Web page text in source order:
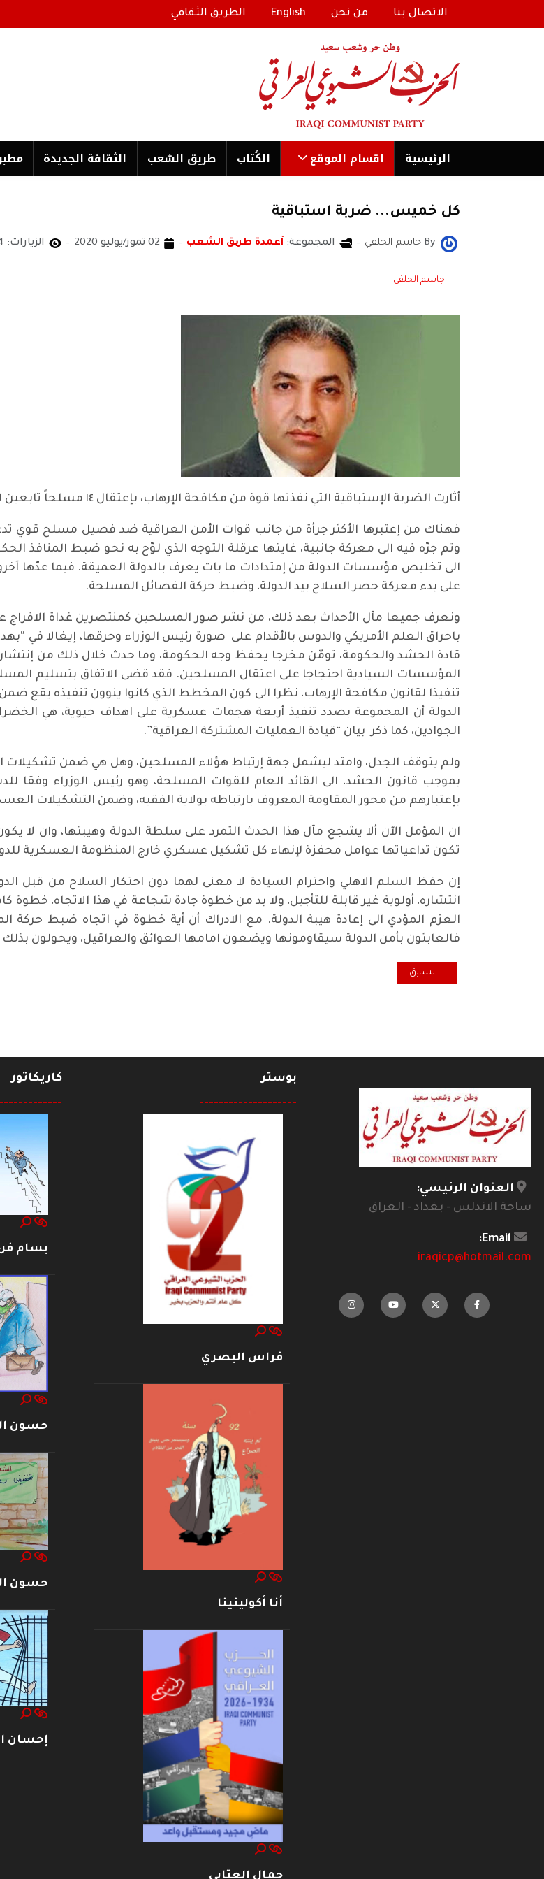
الاتصال بنا من نحن English الطريق الثقافي
الرئیسية اقسام الموقع الكُتاب طریق الشعب الثقافة الجدیدة
كل خميس... ضربة استباقية
By جاسم الحلفي المجموعة: آعمدة طریق الشعب 02 تموز/يوليو 2020 الزيارات: 4304
جاسم الحلفي
أثارت الضربة الإستباقية التي نفذتها قوة من مكافحة الإرهاب، بإعتقال ١٤ مسلحاً تابعين لكتائب حزب الله، جدلا واسعا.
فهناك من إعتبرها الأكثر جرأة من جانب قوات الأمن العراقية ضد فصيل مسلح قوي
وتم جرّه فيه الى معركة جانبية، غايتها عرقلة التوجه الذي لوّح به نحو ضبط المنافذ
الى تخليص مؤسسات الدولة من إمتدادات ما بات يعرف بالدولة العميقة. فيما
على بدء معركة حصر السلاح بيد الدولة، وضبط حركة الفصائل المسلحة.
ونعرف جميعا مآل الأحداث بعد ذلك، من نشر صور المسلحين كمنتصرين غداة الافراج
باحراق العلم الأمريكي والدوس بالأقدام على صورة رئيس الوزراء وحرقها، إيغالا في
قادة الحشد والحكومة، تومّن مخرجا يحفظ وجه الحكومة، وما حدث خلال ذلك من
المؤسسات السيادية احتجاجا على اعتقال المسلحين. فقد قضى الاتفاق بتسليم
الدولة أن المجموعة بصدد تنفيذ أربعة هجمات عسكرية على اهداف حيوية، هي
الجوادين، كما ذكر بيان “قيادة العمليات المشتركة العراقية”.
ولم يتوقف الجدل، وامتد ليشمل جهة إرتباط هؤلاء المسلحين، وهل هي ضمن
بموجب قانون الحشد، الى القائد العام للقوات المسلحة، وهو رئيس الوزراء وفقا
بإعتبارهم من محور المقاومة المعروف بارتباطه بولاية الفقيه، وضمن التشكيلات
ان المؤمل الآن ألا يشجع مآل هذا الحدث التمرد على سلطة الدولة وهيبتها، وان
تكون تداعياتها عوامل محفزة لإنهاء كل تشكيل عسكري خارج المنظومة العسكرية
إن حفظ السلم الاهلي واحترام السيادة لا معنى لهما دون احتكار السلاح من قبل
انتشاره، أولوية غير قابلة للتأجيل، ولا بد من خطوة جادة شجاعة في هذا الاتجاه، خطوة
العزم المؤدي الى إعادة هيبة الدولة. مع الادراك أن أية خطوة في اتجاه ضبط حركة
فالعابثون بأمن الدولة سيقاومونها ويضعون امامها العوائق والعراقيل، ويحولون
المقال السابق: وفدنا الوزاري في بيروت !
السابق
العنوان الرئيسي:
ساحة الاندلس - بغداد - العراق
Email:
iraqicp@hotmail.com
بوستر
--------------------
فراس البصري
أنا أكولينينا
كاريكاتور
بسام
حسون
حسون
إحسان